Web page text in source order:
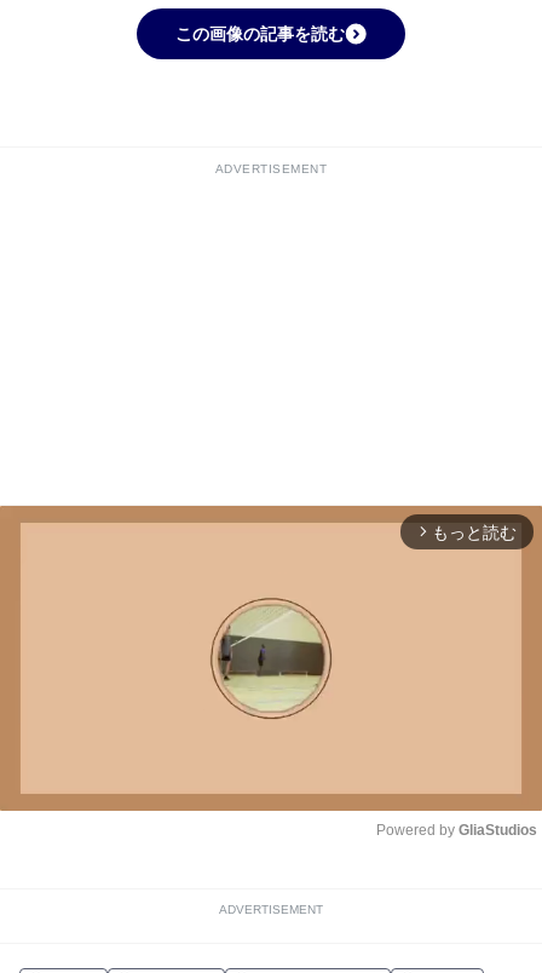
この画像の記事を読む
ADVERTISEMENT
arrow_forward_ios もっと読む
Powered by GliaStudios
ADVERTISEMENT